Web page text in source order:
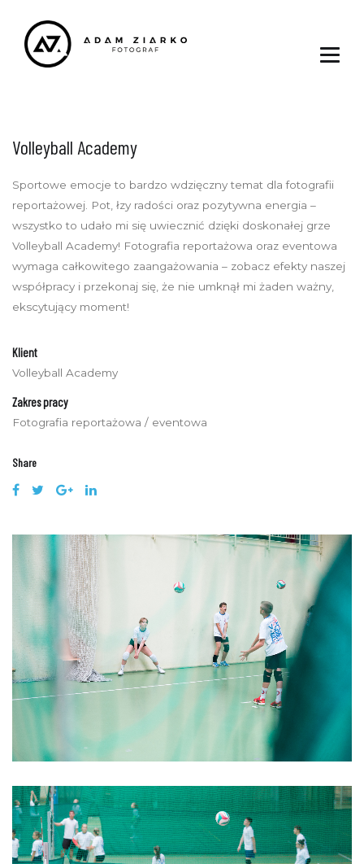
Volleyball Academy
Sportowe emocje to bardzo wdzięczny temat dla fotografii
reportażowej. Pot, łzy radości oraz pozytywna energia –
wszystko to udało mi się uwiecznić dzięki doskonałej grze
Volleyball Academy! Fotografia reportażowa oraz eventowa
wymaga całkowitego zaangażowania – zobacz efekty naszej
współpracy i przekonaj się, że nie umknął mi żaden ważny,
ekscytujący moment!
Klient
Volleyball Academy
Zakres pracy
Fotografia reportażowa / eventowa
Share